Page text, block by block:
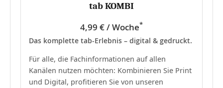
tab KOMBI
4,99 € / Woche*
Das komplette tab-Erlebnis – digital & gedruckt.
Für alle, die Fachinformationen auf allen
Kanälen nutzen möchten: Kombinieren Sie Print
und Digital, profitieren Sie von unseren